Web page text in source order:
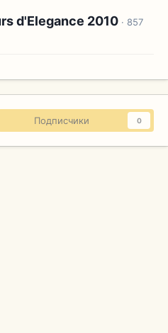
d'Elegance 2010 · 857
Подписчики 0